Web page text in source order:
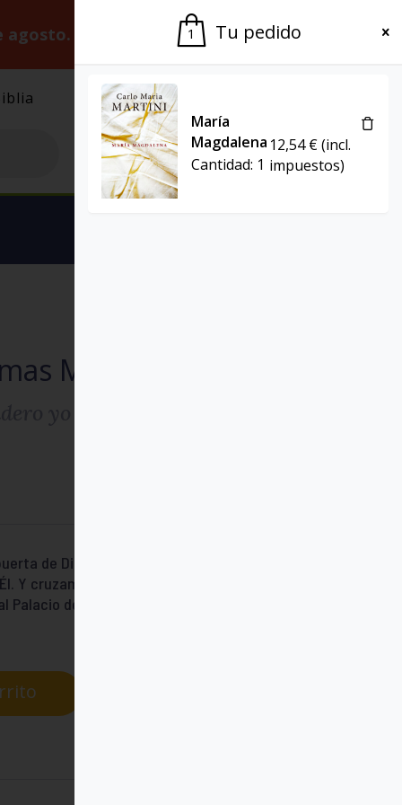
agosto. Gracias por la paciencia.
El Grupo
Merton
de Dios. Es nuestro mismo yo, el yo
Y cruzamos secretamente esta puerta
del Vacío donde la miríada de
1 Tu pedido
María
Magdalena
Cantidad: 1
12,54€(incl.
impuestos)